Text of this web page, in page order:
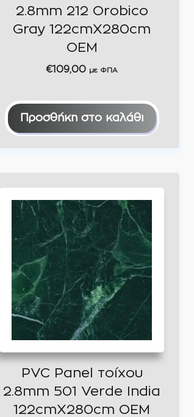
2.8mm 212 Orobico
Gray 122cmX280cm
OEM
€109,00 με ΦΠΑ
Προσθήκη στο καλάθι
PVC Panel τοίχου
2.8mm 501 Verde India
122cmX280cm OEM